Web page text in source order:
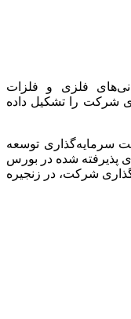
فلزی و فلزات
شرکت را تشکیل داده
شرکت سرمایه‌گذاری توسعه
پذیرفته شده در بورس
شرکت، در زنجیره